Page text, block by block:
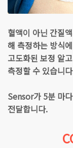
혈액이 아닌 간질
해 측정하는 방식
고도화된 보정 알
측정할 수 있습니
Sensor가 5분 마
전달합니다.